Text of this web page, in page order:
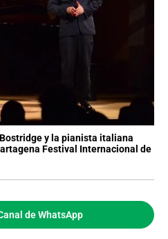
y la pianista italiana
Festival Internacional de
de WhatsApp